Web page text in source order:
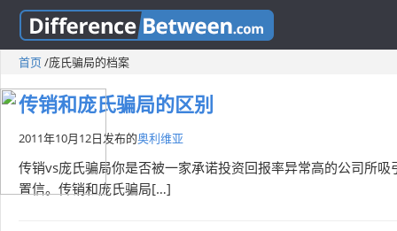
首页/庞氏骗局的档案
传销和庞氏骗局的区别
2011年10月12日发布的奥利维亚
传销vs庞氏骗局你是否被一家承诺投资回报率异常高的公司所
置信。传销和庞氏骗局[…]